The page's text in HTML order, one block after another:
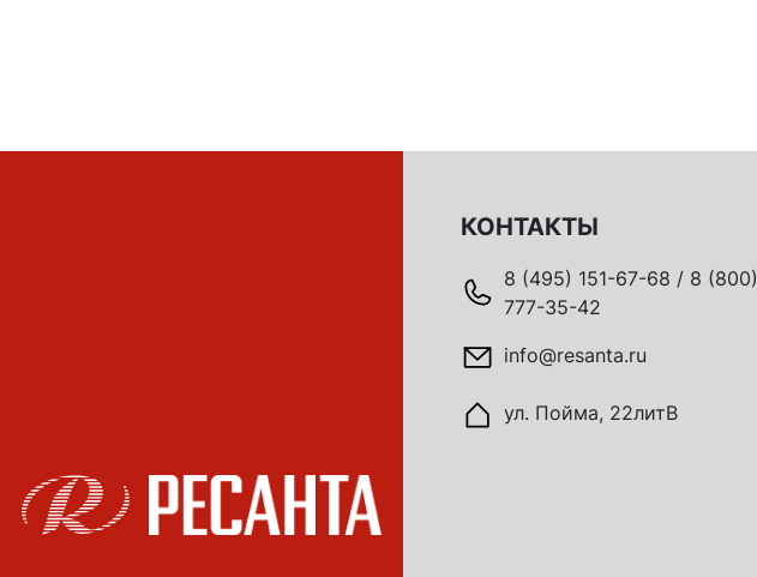
КОНТАКТЫ
8 (495) 151-67-68 / 8 (800)
777-35-42
info@resanta.ru
ул. Пойма, 22литВ